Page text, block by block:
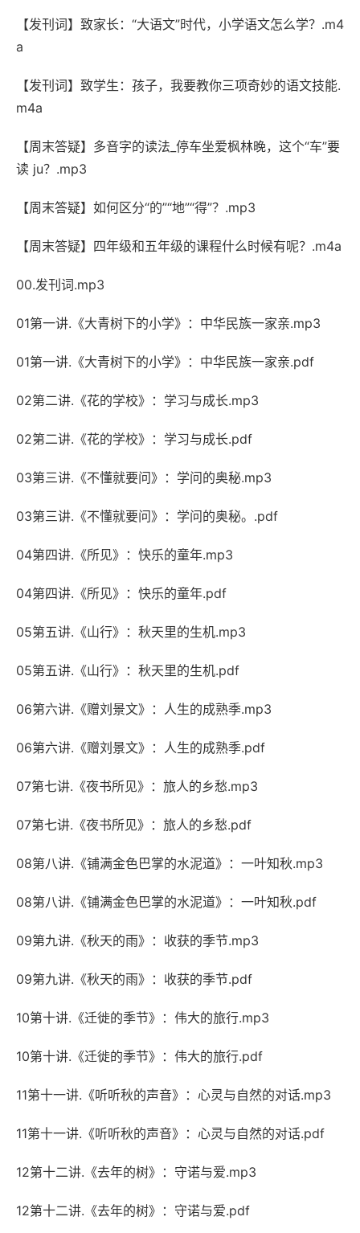
【发刊词】致家长：“大语文”时代，小学语文怎么学？.m4
a
【发刊词】致学生：孩子，我要教你三项奇妙的语文技能.
m4a
【周末答疑】多音字的读法_停车坐爱枫林晚，这个“车”要
读 ju？.mp3
【周末答疑】如何区分“的”“地”“得”？.mp3
【周末答疑】四年级和五年级的课程什么时候有呢？.m4a
00.发刊词.mp3
01第一讲.《大青树下的小学》：中华民族一家亲.mp3
01第一讲.《大青树下的小学》：中华民族一家亲.pdf
02第二讲.《花的学校》：学习与成长.mp3
02第二讲.《花的学校》：学习与成长.pdf
03第三讲.《不懂就要问》：学问的奥秘.mp3
03第三讲.《不懂就要问》：学问的奥秘。.pdf
04第四讲.《所见》：快乐的童年.mp3
04第四讲.《所见》：快乐的童年.pdf
05第五讲.《山行》：秋天里的生机.mp3
05第五讲.《山行》：秋天里的生机.pdf
06第六讲.《赠刘景文》：人生的成熟季.mp3
06第六讲.《赠刘景文》：人生的成熟季.pdf
07第七讲.《夜书所见》：旅人的乡愁.mp3
07第七讲.《夜书所见》：旅人的乡愁.pdf
08第八讲.《铺满金色巴掌的水泥道》：一叶知秋.mp3
08第八讲.《铺满金色巴掌的水泥道》：一叶知秋.pdf
09第九讲.《秋天的雨》：收获的季节.mp3
09第九讲.《秋天的雨》：收获的季节.pdf
10第十讲.《迁徙的季节》：伟大的旅行.mp3
10第十讲.《迁徙的季节》：伟大的旅行.pdf
11第十一讲.《听听秋的声音》：心灵与自然的对话.mp3
11第十一讲.《听听秋的声音》：心灵与自然的对话.pdf
12第十二讲.《去年的树》：守诺与爱.mp3
12第十二讲.《去年的树》：守诺与爱.pdf